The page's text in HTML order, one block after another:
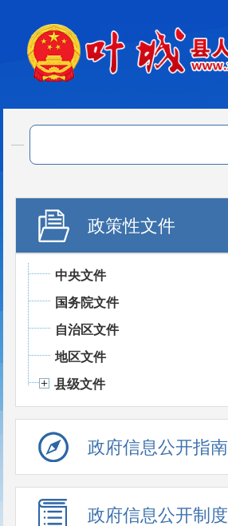
政策性文件
中央文件
国务院文件
自治区文件
地区文件
县级文件
政府信息公开指南
政府信息公开制度